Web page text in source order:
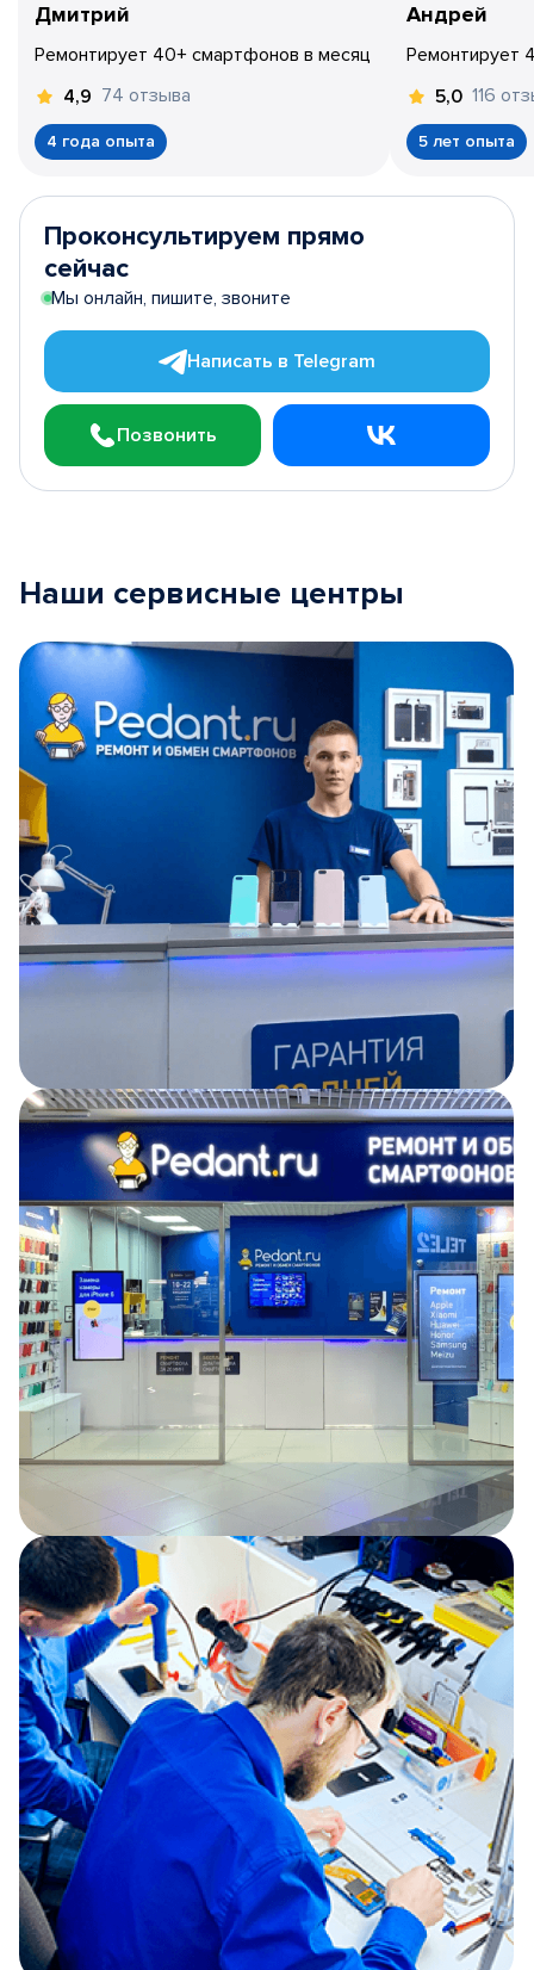
Дмитрий
Ремонтирует 40+ смартфонов в месяц
4,9 74 отзыва
4 года опыта
Андрей
Ремонтирует
5,0 116
5 лет опыта
Проконсультируем прямо
сейчас
Мы онлайн, пишите, звоните
Написать в Telegram
Позвонить
Наши сервисные центры